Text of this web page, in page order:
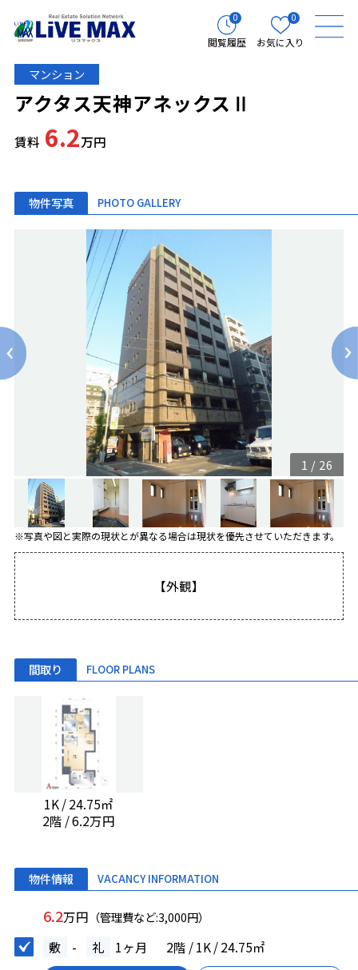
0
閲覧履歴
0
お気に入り
マンション
アクタス天神アネックスⅡ
賃料 6.2万円
物件写真 PHOTO GALLERY
1 / 26
※写真や図と実際の現状とが異なる場合は現状を優先させていただきます。
【外観】
間取り FLOOR PLANS
1K / 24.75㎡
2階 / 6.2万円
物件情報 VACANCY INFORMATION
6.2万円 （管理費など:3,000円）
敷 - 礼 1ヶ月 2階 / 1K / 24.75㎡